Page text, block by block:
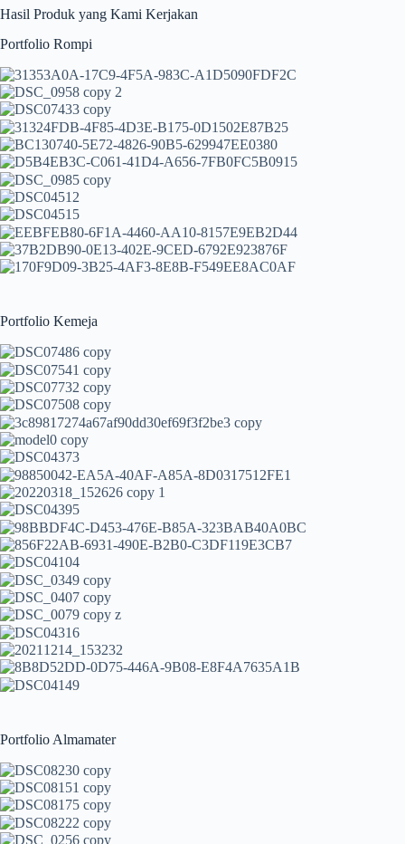
Hasil Produk yang Kami Kerjakan
Portfolio Rompi
Portfolio Kemeja
Portfolio Almamater